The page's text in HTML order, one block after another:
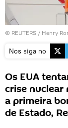
© REUTERS / Henry
Nos siga no
Os EUA
crise nuclear
a primeira
de Estado,